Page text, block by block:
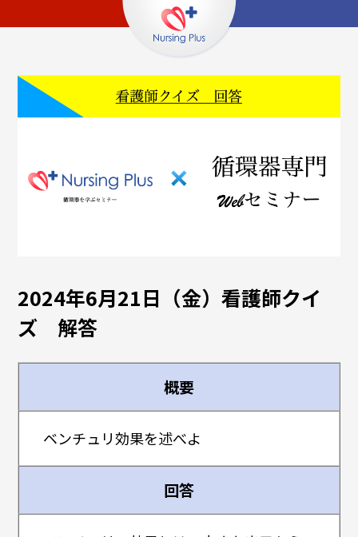
2024年6月21日（金）看護師クイ
ズ 解答
概要
ベンチュリ効果を述べよ
回答